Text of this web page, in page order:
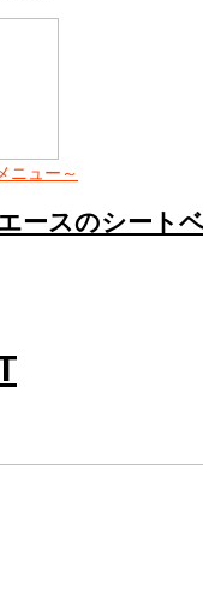
ニュー～
ースのシート